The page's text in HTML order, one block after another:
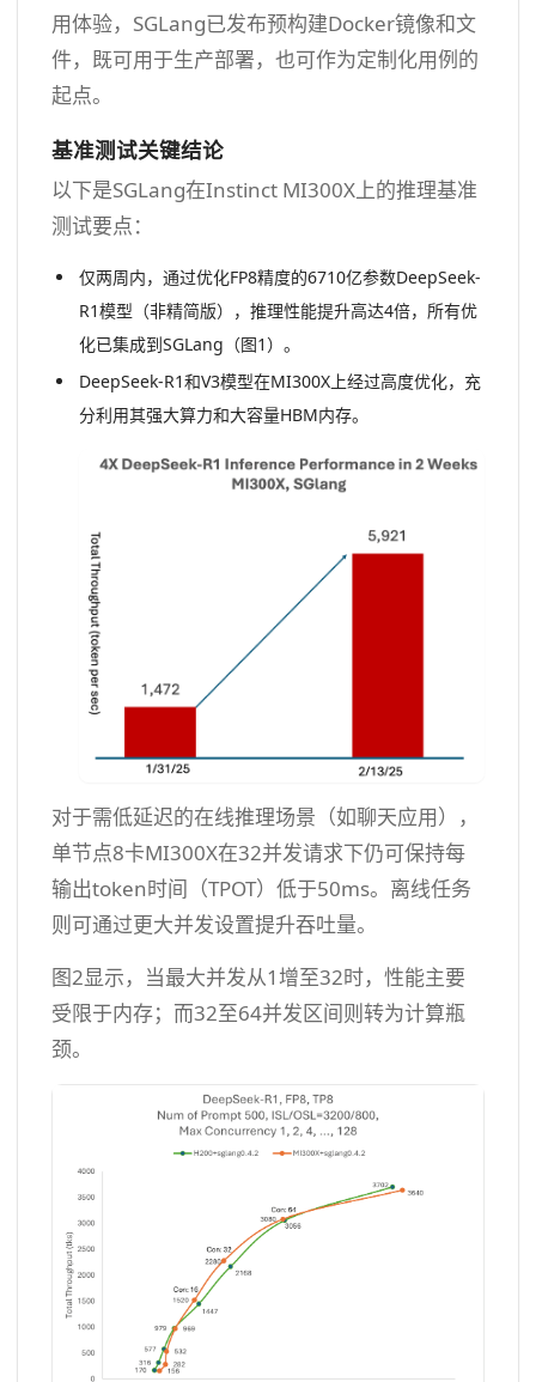
用体验，SGLang已发布预构建Docker镜像和文
件，既可用于生产部署，也可作为定制化用例的
起点。
基准测试关键结论
以下是SGLang在Instinct MI300X上的推理基准
测试要点：
仅两周内，通过优化FP8精度的6710亿参数DeepSeek-
R1模型（非精简版），推理性能提升高达4倍，所有优
化已集成到SGLang（图1）。
DeepSeek-R1和V3模型在MI300X上经过高度优化，充
分利用其强大算力和大容量HBM内存。
对于需低延迟的在线推理场景（如聊天应用），
单节点8卡MI300X在32并发请求下仍可保持每
输出token时间（TPOT）低于50ms。离线任务
则可通过更大并发设置提升吞吐量。
图2显示，当最大并发从1增至32时，性能主要
受限于内存；而32至64并发区间则转为计算瓶
颈。